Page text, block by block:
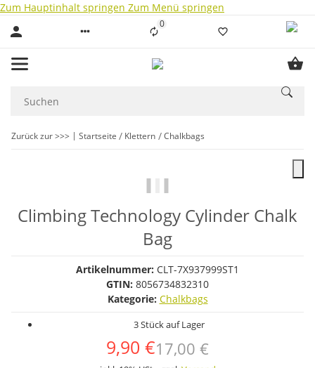
Zum Hauptinhalt springen Zum Menü springen
0Liste ist leer
Zurück zur >>> Startseite Klettern Chalkbags
Climbing Technology Cylinder Chalk
Bag
Artikelnummer: CLT-7X937999ST1
GTIN: 8056734832310
Kategorie: Chalkbags
3 Stück auf Lager
9,90 €17,00 €